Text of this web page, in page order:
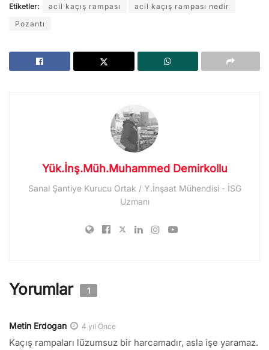
Etiketler: acil kaçış rampası
acil kaçış rampası nedir
Pozantı
Yük.İnş.Müh.Muhammed Demirkollu
Sanal Şantiye Kurucu Ortak / Y.İnşaat Mühendisi - İSG
Uzmanı
Yorumlar 1
Metin Erdogan 4 yıl Önce
Kaçış rampaları lüzumsuz bir harcamadır, asla işe yaramaz.